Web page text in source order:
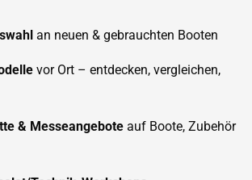
an neuen & gebrauchten Booten
vor Ort – entdecken, vergleichen,
& Messeangebote auf Boote, Zubehör